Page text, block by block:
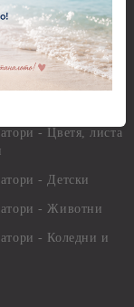
Основни
овали
- Сърца и
- Цветя, листа
- Детски
- Животни
- Коледни и